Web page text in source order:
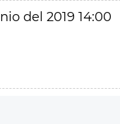
del 2019 14:00